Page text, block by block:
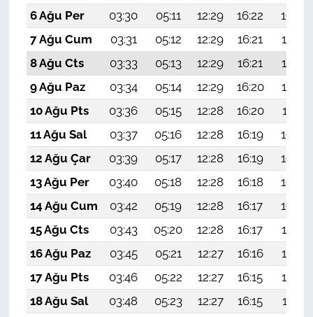
6 Ağu Per
03:30 05:11 12:29 16:22
19:36
7 Ağu Cum
03:31 05:12 12:29 16:21
19:35
8 Ağu Cts
03:33 05:13 12:29 16:21
19:34
9 Ağu Paz
03:34 05:14 12:29 16:20
19:33
10 Ağu Pts
03:36 05:15 12:28 16:20
19:31
11 Ağu Sal
03:37 05:16 12:28 16:19
19:30
12 Ağu Çar
03:39 05:17 12:28 16:19
19:29
13 Ağu Per
03:40 05:18 12:28 16:18
19:28
14 Ağu Cum
03:42 05:19 12:28 16:17
19:26
15 Ağu Cts
03:43 05:20 12:28 16:17
19:25
16 Ağu Paz
03:45 05:21 12:27 16:16
19:23
17 Ağu Pts
03:46 05:22 12:27 16:15
19:22
18 Ağu Sal
03:48 05:23 12:27 16:15
19:21